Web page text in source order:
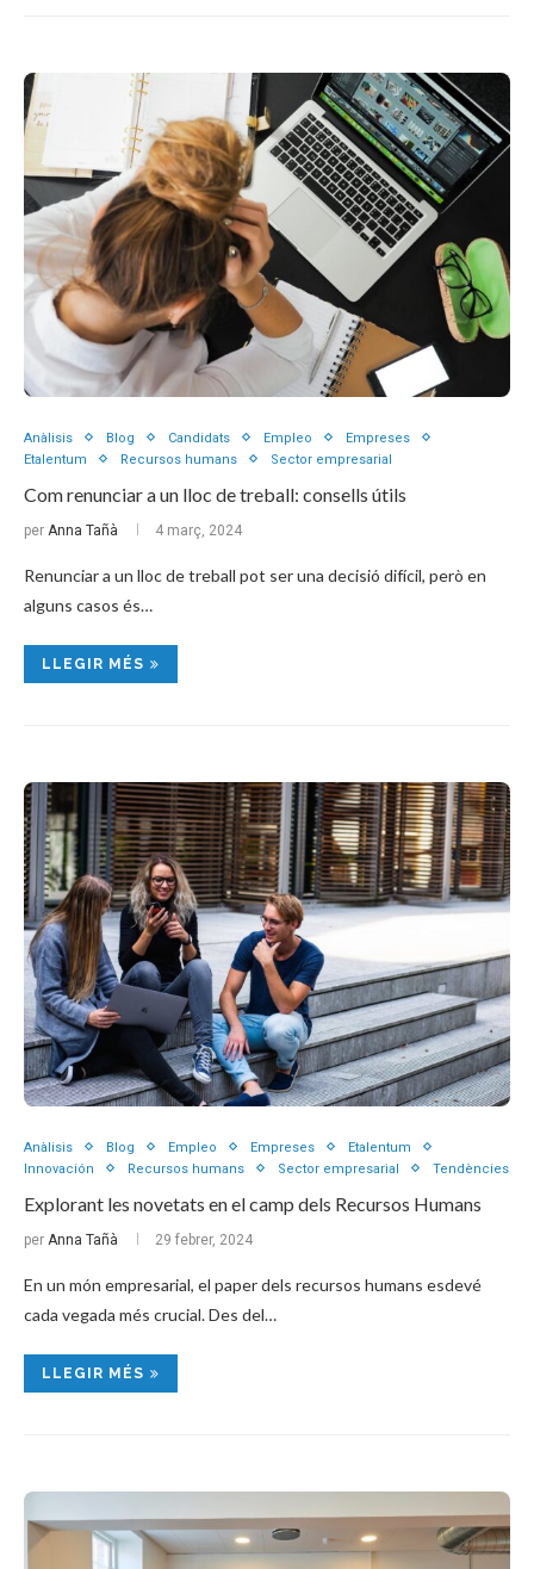
Anàlisis Blog Candidats Empleo
Empreses
Etalentum
Recursos humans Sector empresarial
Com renunciar a un lloc de treball: consells útils
per Anna Tañà 4 març, 2024
Renunciar a un lloc de treball pot ser una decisió difícil, però en
alguns casos és…
LLEGIR MÉS
Anàlisis Blog Empleo Empreses
Etalentum
Innovación
Recursos humans Sector empresarial Tendències
Explorant les novetats en el camp dels Recursos Humans
per Anna Tañà 29 febrer, 2024
En un món empresarial, el paper dels recursos humans esdevé
cada vegada més crucial. Des del…
LLEGIR MÉS